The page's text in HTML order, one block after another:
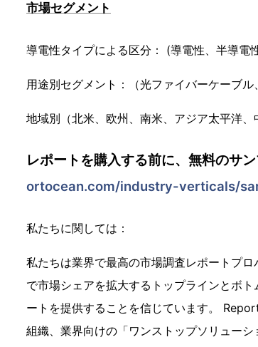
市場セグメント
導電性タイプによる区分： (導電性、半導電
用途別セグメント：（光ファイバーケーブ
地域別（北米、欧州、南米、アジア太平洋、
レポートを購入する前に、無料のサ
ortocean.com/industry-verticals/
私たちに関しては：
私たちは業界で最高の市場調査レポートプ
で市場シェアを拡大するトップラインとボ
ートを提供することを信じています。
組織、業界向けの「ワンストップソリューシ